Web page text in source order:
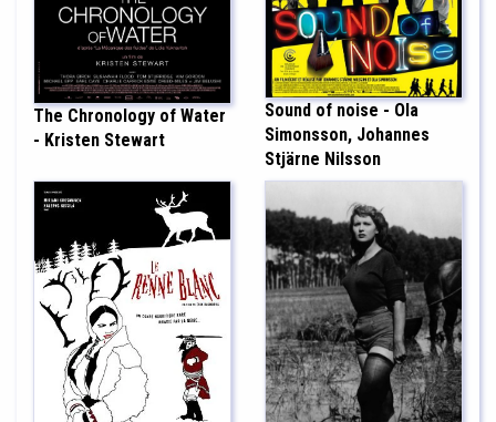
The Chronology of Water
- Kristen Stewart
Sound of noise - Ola
Simonsson, Johannes
Stjärne Nilsson